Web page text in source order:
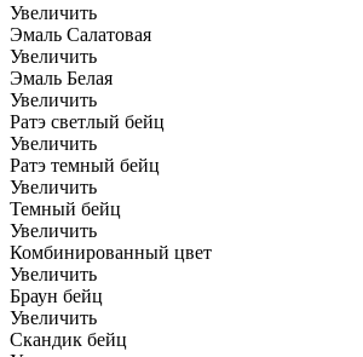
Увеличить
Эмаль Салатовая
Увеличить
Эмаль Белая
Увеличить
Ратэ светлый бейц
Увеличить
Ратэ темный бейц
Увеличить
Темный бейц
Увеличить
Комбинированный цвет
Увеличить
Браун бейц
Увеличить
Скандик бейц